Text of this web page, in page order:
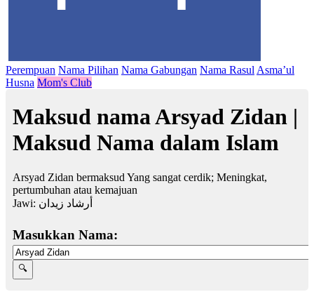
Perempuan Nama Pilihan Nama Gabungan Nama Rasul Asma’ul
Husna Mom's Club
Maksud nama Arsyad Zidan |
Maksud Nama dalam Islam
Arsyad Zidan bermaksud Yang sangat cerdik; Meningkat,
pertumbuhan atau kemajuan
Jawi: أرشاد زيدان
Masukkan Nama: